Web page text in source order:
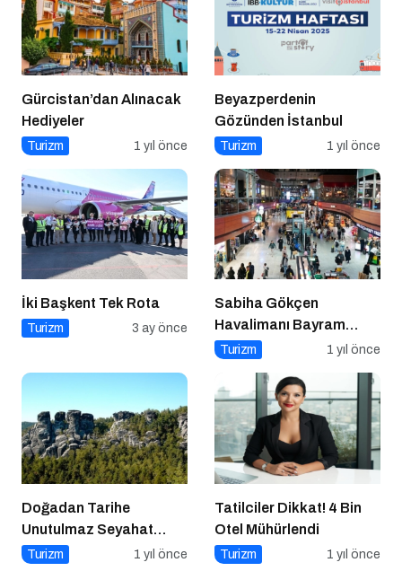
Gürcistan’dan Alınacak
Hediyeler
Turizm 1 yıl önce
Beyazperdenin
Gözünden İstanbul
Turizm 1 yıl önce
İki Başkent Tek Rota
Turizm 3 ay önce
Sabiha Gökçen
Havalimanı Bayram
Yoğunluğuna Hazır!
Turizm 1 yıl önce
Doğadan Tarihe
Unutulmaz Seyahat
Önerileri
Turizm 1 yıl önce
Tatilciler Dikkat! 4 Bin
Otel Mühürlendi
Turizm 1 yıl önce